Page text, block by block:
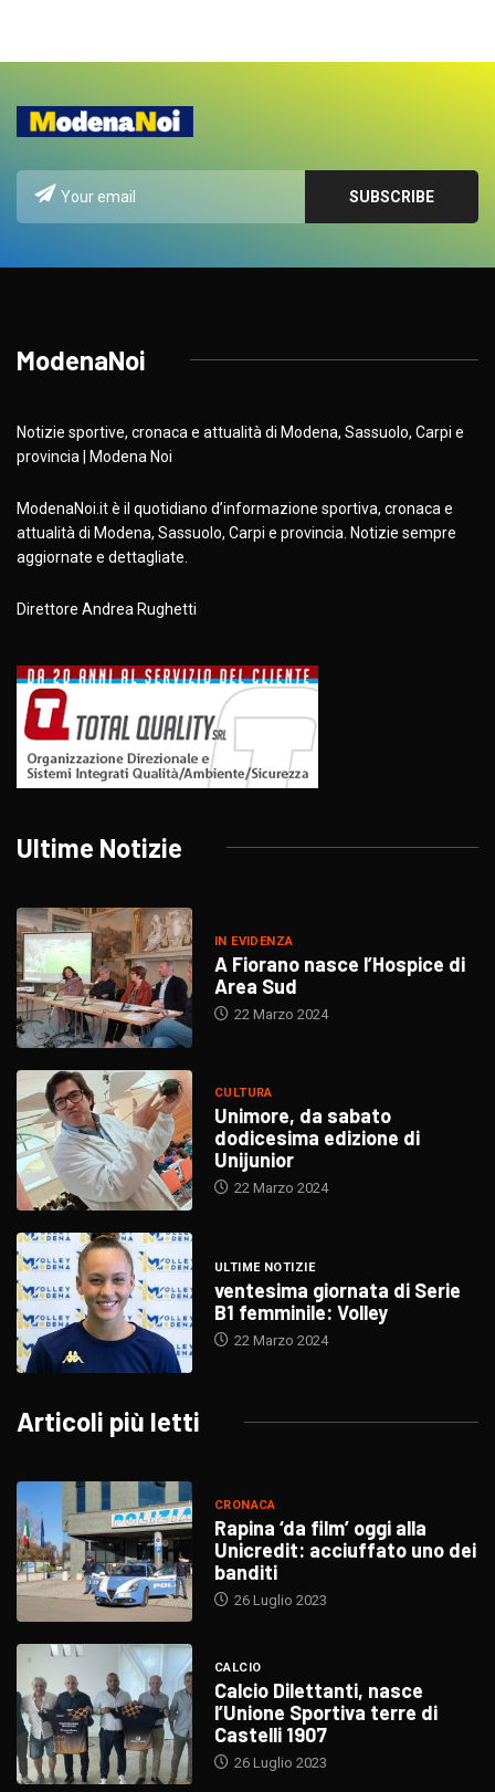
ModenaNoi
Notizie sportive, cronaca e attualità di Modena, Sassuolo, Carpi e
provincia | Modena Noi
ModenaNoi.it è il quotidiano d’informazione sportiva, cronaca e
attualità di Modena, Sassuolo, Carpi e provincia. Notizie sempre
aggiornate e dettagliate.
Direttore Andrea Rughetti
Ultime Notizie
IN EVIDENZA
A Fiorano nasce l’Hospice di
Area Sud
22 Marzo 2024
CULTURA
Unimore, da sabato
dodicesima edizione di
Unijunior
22 Marzo 2024
ULTIME NOTIZIE
ventesima giornata di Serie
B1 femminile: Volley
22 Marzo 2024
Articoli più letti
CRONACA
Rapina ‘da film’ oggi alla
Unicredit: acciuffato uno dei
banditi
26 Luglio 2023
CALCIO
Calcio Dilettanti, nasce
l’Unione Sportiva terre di
Castelli 1907
26 Luglio 2023